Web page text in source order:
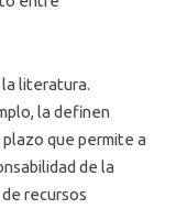
la literatura.
la definen
que permite a
de la
recursos